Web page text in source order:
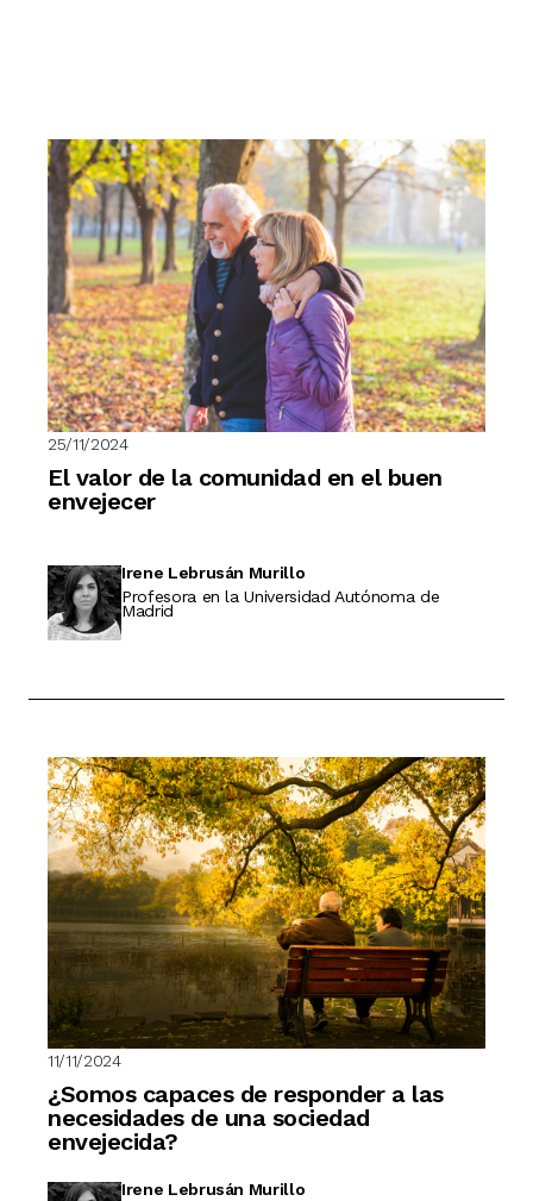
25/11/2024
El valor de la comunidad en el buen
envejecer
Irene Lebrusán Murillo
Profesora en la Universidad Autónoma de
Madrid
11/11/2024
¿Somos capaces de responder a las
necesidades de una sociedad
envejecida?
Irene Lebrusán Murillo